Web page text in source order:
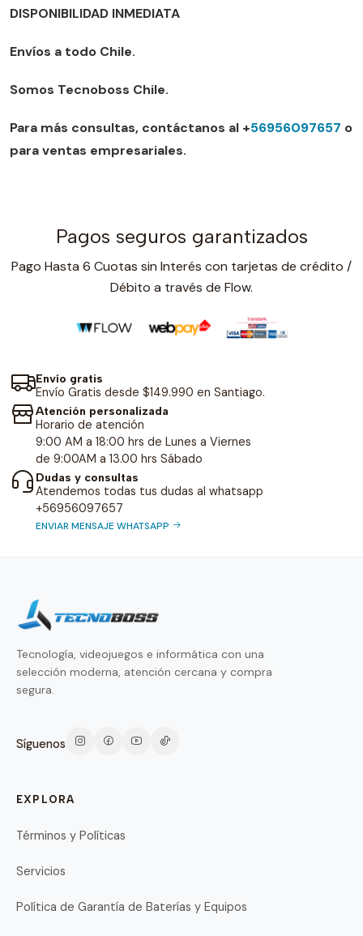
DISPONIBILIDAD INMEDIATA
Envíos a todo Chile.
Somos Tecnoboss Chile.
Para más consultas, contáctanos al +56956097657 o
para ventas empresariales.
Pagos seguros garantizados
Pago Hasta 6 Cuotas sin Interés con tarjetas de crédito /
Débito a través de Flow.
Envío gratis
Envío Gratis desde $149.990 en Santiago.
Atención personalizada
Horario de atención
9:00 AM a 18:00 hrs de Lunes a Viernes
de 9:00AM a 13.00 hrs Sábado
Dudas y consultas
Atendemos todas tus dudas al whatsapp
+56956097657
ENVIAR MENSAJE WHATSAPP
Tecnología, videojuegos e informática con una
selección moderna, atención cercana y compra
segura.
Síguenos
EXPLORA
Términos y Políticas
Servicios
Política de Garantía de Baterías y Equipos